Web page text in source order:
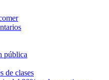
pública
de clases